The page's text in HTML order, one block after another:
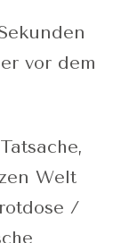
vor dem
Welt
/